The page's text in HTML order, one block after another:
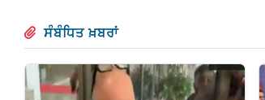
ਸੰਬੰਧਿਤ ਖ਼ਬਰਾਂ